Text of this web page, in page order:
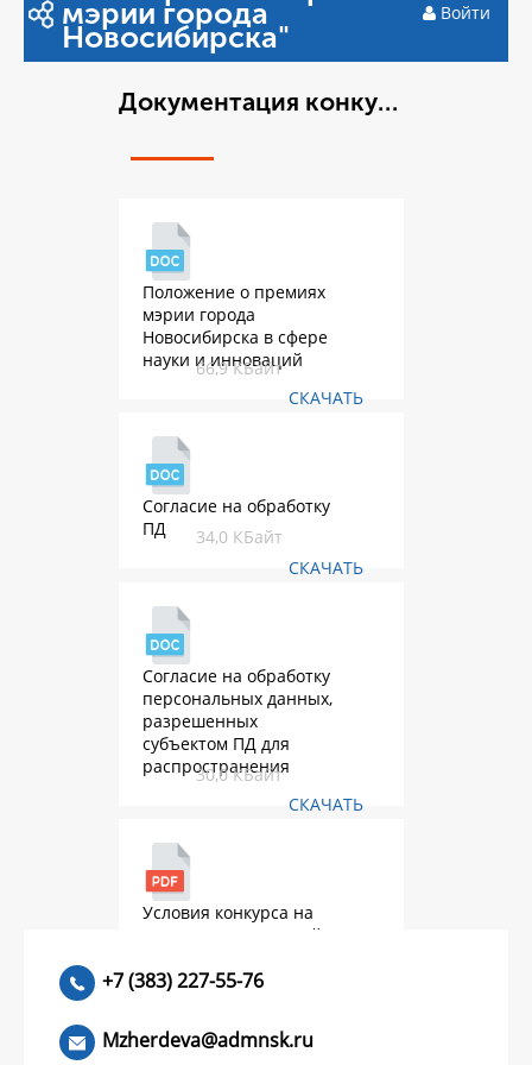
мэрии города
Новосибирска"
Войти
Документация конкурса премий
Положение о премиях
мэрии города
Новосибирска в сфере
науки и инноваций
СКАЧАТЬ
66,9 КБайт
Согласие на обработку
ПД
СКАЧАТЬ
34,0 КБайт
Согласие на обработку
персональных данных,
разрешенных
субъектом ПД для
распространения
СКАЧАТЬ
30,0 КБайт
Условия конкурса на
присуждение премий
+7 (383) 227-55-76
Mzherdeva@admnsk.ru